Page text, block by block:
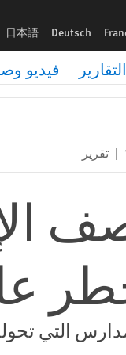
Deutsch
日本語
التقارير فيديو
| تقرير
التي